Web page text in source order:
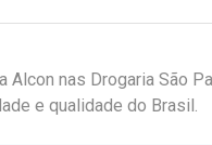
Alcon nas Drogaria São
e qualidade do Brasil.